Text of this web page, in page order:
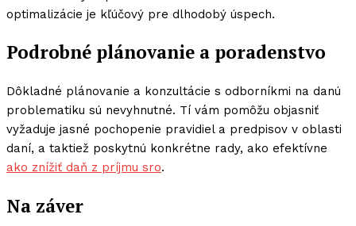
optimalizácie je kľúčový pre dlhodobý úspech.
Podrobné plánovanie a poradenstvo
Dôkladné plánovanie a konzultácie s odborníkmi na danú
problematiku sú nevyhnutné. Tí vám pomôžu objasniť
vyžaduje jasné pochopenie pravidiel a predpisov v oblasti
daní, a taktiež poskytnú konkrétne rady, ako efektívne
ako znížiť daň z príjmu sro.
Na záver